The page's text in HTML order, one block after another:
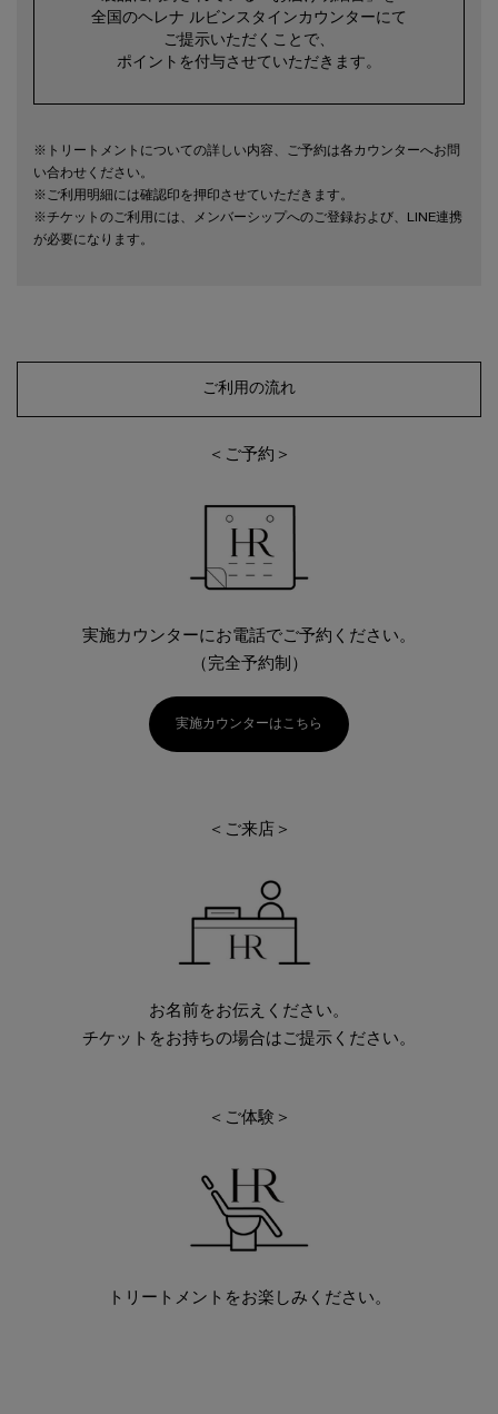
全国のヘレナ ルビンスタインカウンターにて
ご提示いただくことで、
ポイントを付与させていただきます。
※トリートメントについての詳しい内容、ご予約は各カウンターへお問
い合わせください。
※ご利用明細には確認印を押印させていただきます。
※チケットのご利用には、メンバーシップへのご登録および、LINE連携
が必要になります。
ご利用の流れ
＜ご予約＞
実施カウンターにお電話でご予約ください。
（完全予約制）
実施カウンターはこちら
＜ご来店＞
お名前をお伝えください。
チケットをお持ちの場合はご提示ください。
＜ご体験＞
トリートメントをお楽しみください。